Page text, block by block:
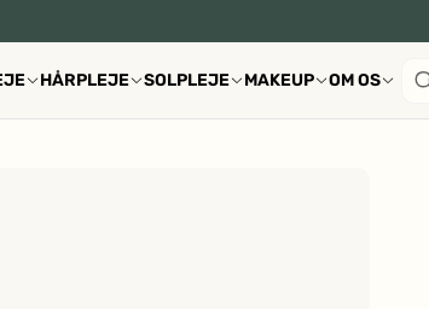
HÅRPLEJE SOLPLEJE MAKEUP OM OS